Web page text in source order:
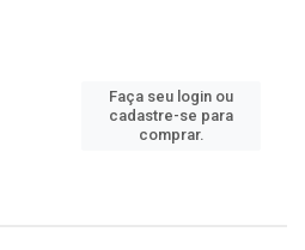
Faça seu login ou
cadastre-se para
comprar.